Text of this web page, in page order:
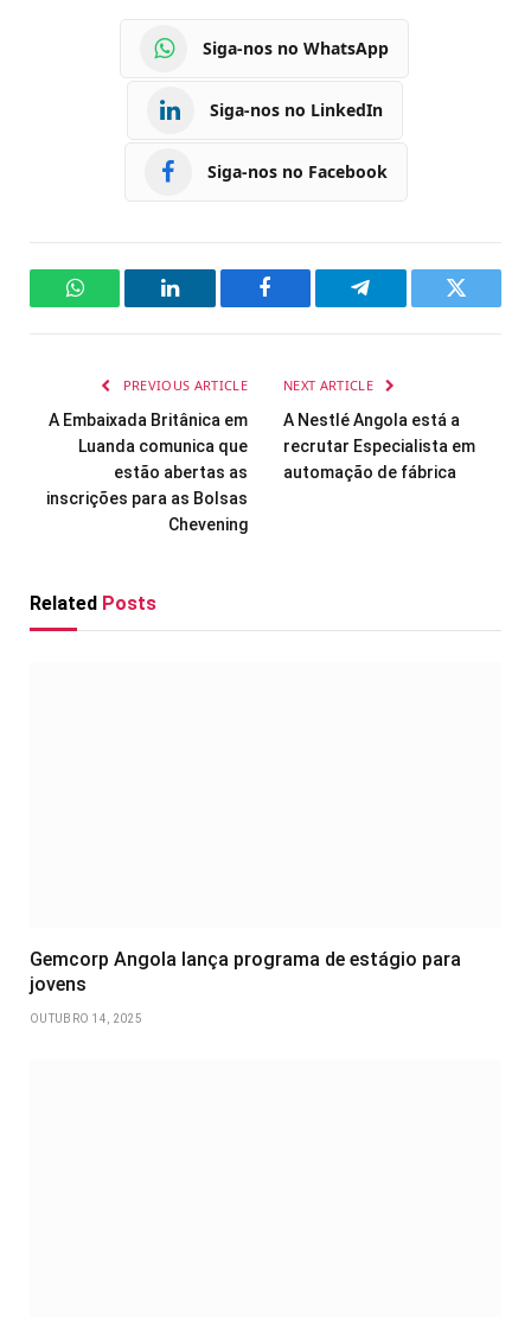
Siga-nos no WhatsApp
Siga-nos no LinkedIn
Siga-nos no Facebook
WhatsAppLinkedIn Facebook Telegram Twitter
PREVIOUS ARTICLE
A Embaixada Britânica em
Luanda comunica que
estão abertas as
inscrições para as Bolsas
Chevening
NEXT ARTICLE
A Nestlé Angola está a
recrutar Especialista em
automação de fábrica
Related Posts
Gemcorp Angola lança programa de estágio para
jovens
OUTUBRO 14, 2025